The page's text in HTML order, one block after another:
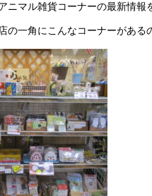
ニマル雑貨コーナーの最新情報
の一角にこんなコーナーがある